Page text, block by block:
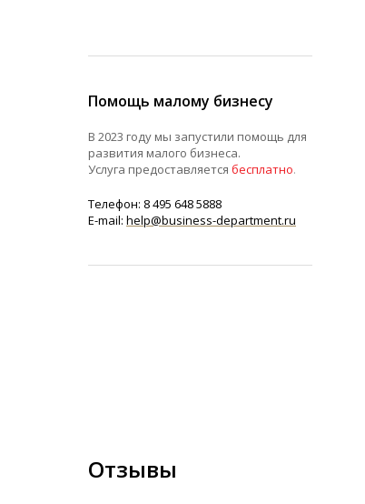
Помощь малому бизнесу
В 2023 году мы запустили помощь для
развития малого бизнеса.
Услуга предоставляется бесплатно.
Телефон: 8 495 648 5888
E-mail: help@business-department.ru
Отзывы